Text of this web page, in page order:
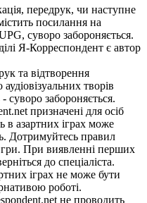
передрук, чи наступне
посилання на
суворо забороняється.
Я-Корреспондент є автор
та відтворення
творів
суворо забороняється.
призначені для осіб
в азартних іграх може
Дотримуйтесь правил
гри. При виявленні перших
до спеціаліста.
іграх не може бути
роботі.
не проводить